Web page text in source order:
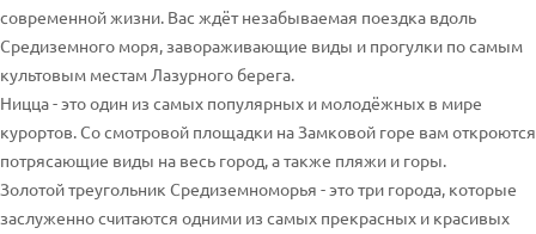
современной жизни. Вас ждёт незабываемая поездка вдоль
Средиземного моря, завораживающие виды и прогулки по самым
культовым местам Лазурного берега.
Ницца - это один из самых популярных и молодёжных в мире
курортов. Со смотровой площадки на Замковой горе вам откроются
потрясающие виды на весь город, а также пляжи и горы.
Золотой треугольник Средиземноморья - это три города, которые
заслуженно считаются одними из самых прекрасных и красивых